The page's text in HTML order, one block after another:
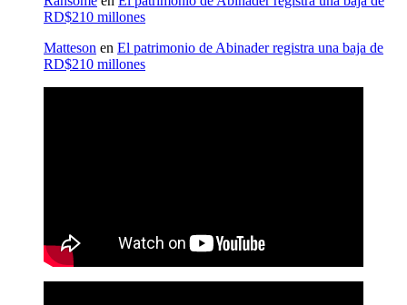
RD$210 millones
Matteson en El patrimonio de Abinader registra una baja de
RD$210 millones